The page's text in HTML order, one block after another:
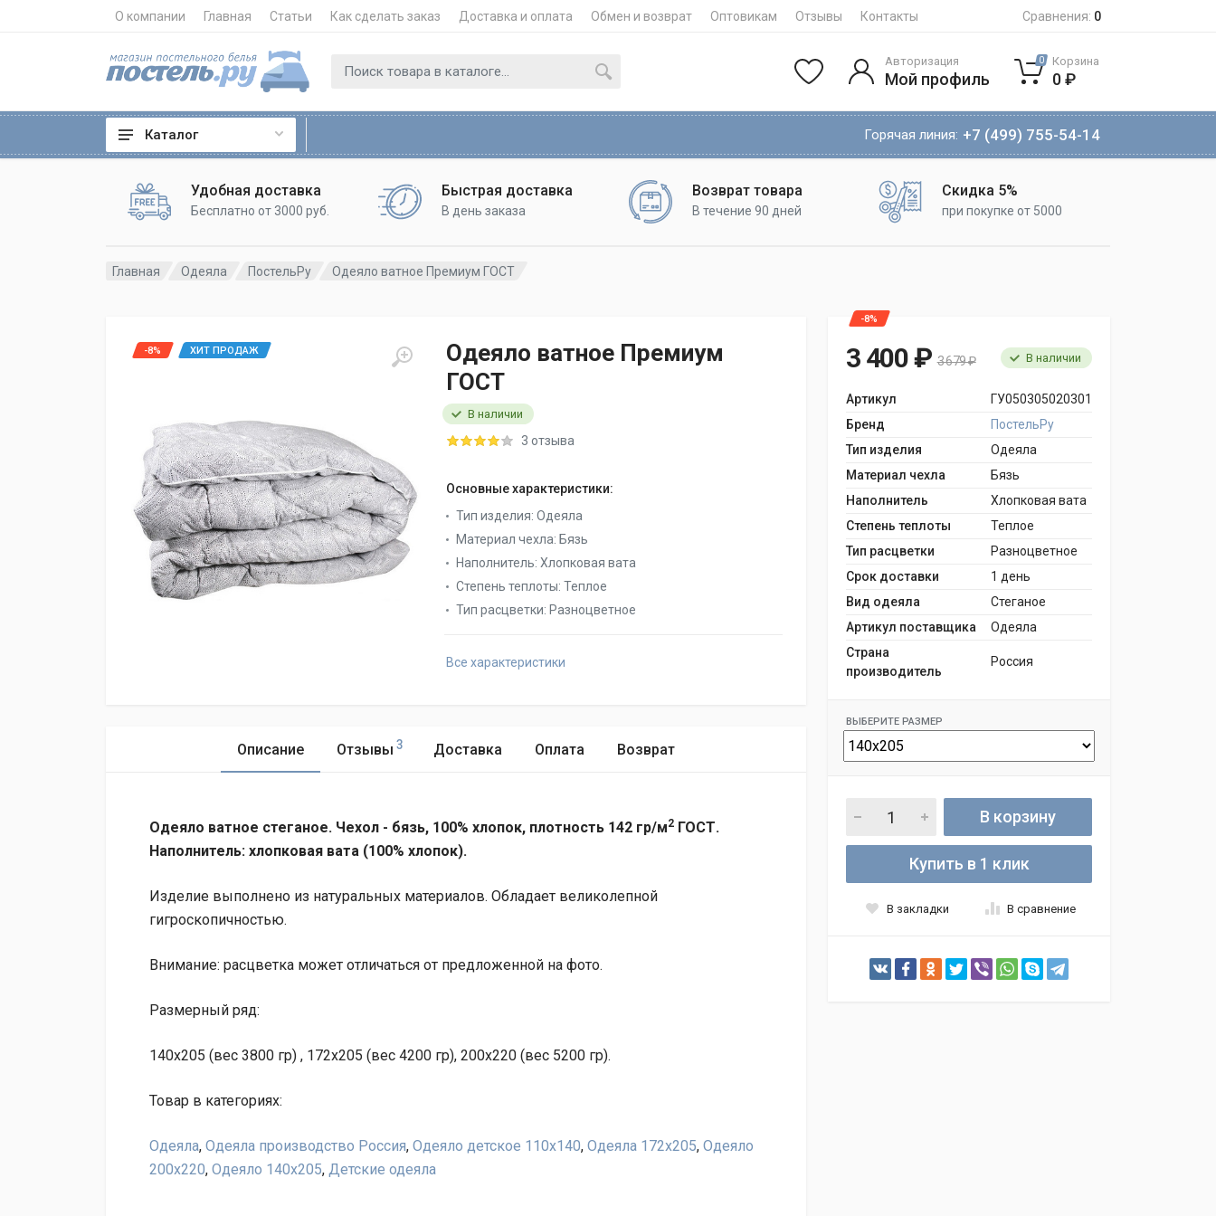
О компании Главная Статьи Как сделать заказ Доставка и оплата Обмен и возврат Оптовикам Отзывы Контакты Сравнения: 0
Каталог Горячая линия: +7 (499) 755-54-14
Авторизация
Мой профиль
0 Корзина
0 ₽
Удобная доставка
Бесплатно от 3000 руб.
Быстрая доставка
В день заказа
Возврат товара
В течение 90 дней
Скидка 5%
при покупке от 5000
Главная Одеяла ПостельРу Одеяло ватное Премиум ГОСТ
-8% ХИТ ПРОДАЖ
Одеяло ватное Премиум
ГОСТ
3 отзыва
В наличии
Основные характеристики:
Тип изделия: Одеяла
Материал чехла: Бязь
Наполнитель: Хлопковая вата
Степень теплоты: Теплое
Тип расцветки: Разноцветное
Все характеристики
-8%
3 400 ₽ 3 679 ₽ В наличии
Артикул
ГУ050305020301
Бренд
ПостельРу
Тип изделия
Одеяла
Материал чехла
Бязь
Наполнитель
Хлопковая вата
Степень теплоты
Теплое
Тип расцветки
Разноцветное
Срок доставки
1 день
Вид одеяла
Стеганое
Артикул поставщика
Одеяла
Страна
производитель
Россия
ВЫБЕРИТЕ РАЗМЕР
В корзину
Купить в 1 клик
В закладки В сравнение
Описание Отзывы 3 Доставка Оплата Возврат
Одеяло ватное стеганое. Чехол - бязь, 100% хлопок, плотность 142 гр/м2 ГОСТ.
Наполнитель: хлопковая вата (100% хлопок).
Изделие выполнено из натуральных материалов. Обладает великолепной
гигроскопичностью.
Внимание: расцветка может отличаться от предложенной на фото.
Размерный ряд:
140х205 (вес 3800 гр) , 172х205 (вес 4200 гр), 200х220 (вес 5200 гр).
Товар в категориях:
Одеяла, Одеяла производство Россия, Одеяло детское 110х140, Одеяла 172х205, Одеяло
200х220, Одеяло 140х205, Детские одеяла